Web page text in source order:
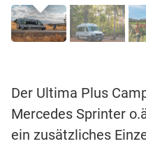
Der Ultima Plus
Mercedes Sprinter
ein zusätzliches